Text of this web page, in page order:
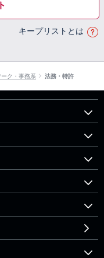
キープリストとは
ーク・事務系 法務・特許